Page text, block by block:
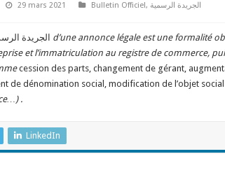
29 mars 2021 Bulletin Officiel, الجريدة الرسمية
d’une annonce légale est une formalité
et l’immatriculation au registre de commerce,
cession des parts, changement de gérant,
de dénomination social, modification de l’objet
.
LinkedIn